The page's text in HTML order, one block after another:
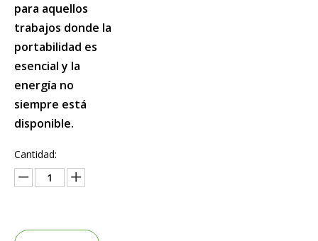
para aquellos
trabajos donde la
portabilidad es
esencial y la
energía no
siempre está
disponible.
Cantidad: